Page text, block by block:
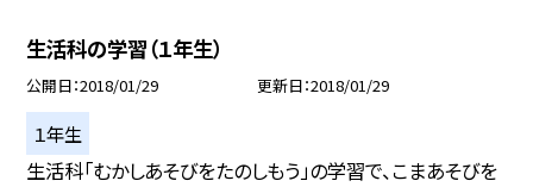
生活科の学習（１年生）
公開日 2018/01/29 更新日 2018/01/29
１年生
生活科「むかしあそびをたのしもう」の学習で、こまあそびを